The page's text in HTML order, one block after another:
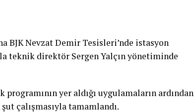
BJK Nevzat Demir Tesisleri’nde istasyon
teknik direktör Sergen Yalçın yönetiminde
yer aldığı uygulamaların ardından
çalışmasıyla tamamlandı.